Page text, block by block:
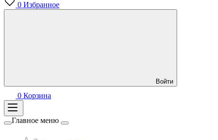
0 Избранное
Войти
0 Корзина
Главное меню